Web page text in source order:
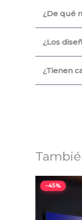
¿De qué
¿Los
¿Tienen
-45%